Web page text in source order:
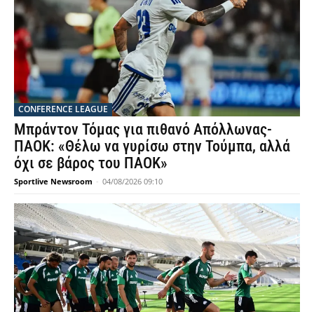
CONFERENCE LEAGUE
Μπράντον Τόμας για πιθανό Απόλλωνας-
ΠΑΟΚ: «Θέλω να γυρίσω στην Τούμπα, αλλά
όχι σε βάρος του ΠΑΟΚ»
Sportlive Newsroom - 04/08/2026 09:10